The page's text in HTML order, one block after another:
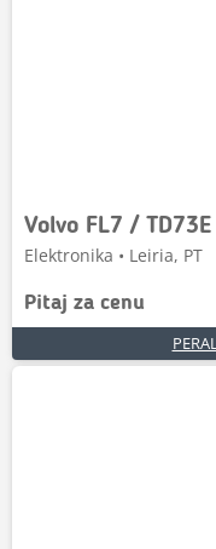
Elektronika • Leiria, PT
Pitaj za cenu